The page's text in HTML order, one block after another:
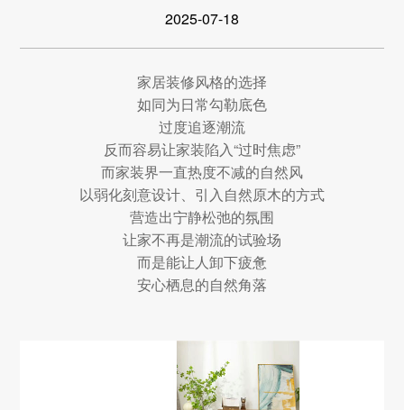
2025-07-18
家居装修风格的选择
如同为日常勾勒底色
过度追逐潮流
反而容易让家装陷入“过时焦虑”
而家装界一直热度不减的自然风
以弱化刻意设计、引入自然原木的方式
营造出宁静松弛的氛围
让家不再是潮流的试验场
而是能让人卸下疲惫
安心栖息的自然角落